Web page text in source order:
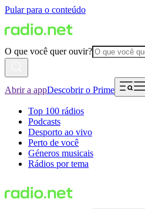
Pular para o conteúdo
O que você quer ouvir?
Abrir a appDescobrir o Prime
Top 100 rádios
Podcasts
Desporto ao vivo
Perto de você
Géneros musicais
Rádios por tema